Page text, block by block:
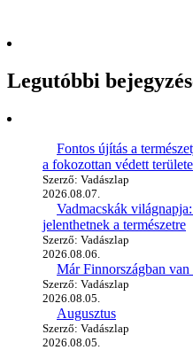
Legutóbbi
Fontos újítás a
a fokozottan védett
Szerző: Vadászlap
2026.08.07.
Vadmacskák
jelenthetnek a természetre
Szerző: Vadászlap
2026.08.06.
Már Finnországban van
Szerző: Vadászlap
2026.08.05.
Augusztus
Szerző: Vadászlap
2026.08.05.